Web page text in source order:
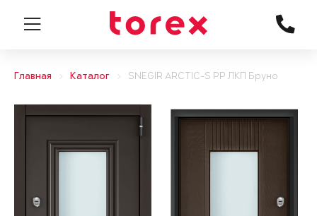
Главная Каталог SNEGIR ARCTIC-S PP ЛКП Бруно